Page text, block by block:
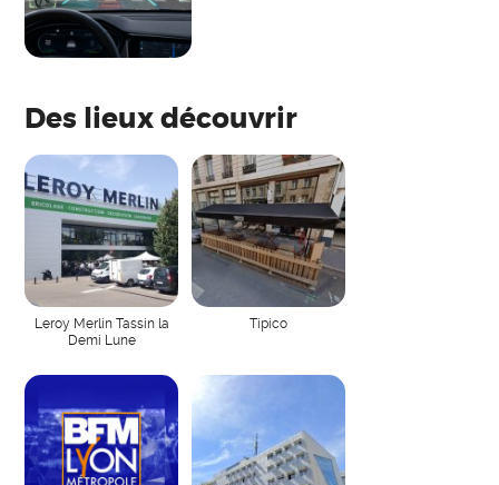
Des lieux découvrir
Leroy Merlin Tassin la
Demi Lune
Tipico